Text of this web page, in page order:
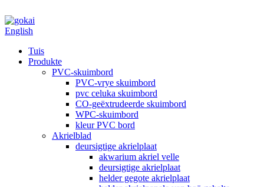
English
Tuis
Produkte
PVC-skuimbord
PVC-vrye skuimbord
pvc celuka skuimbord
CO-geëxtrudeerde skuimbord
WPC-skuimbord
kleur PVC bord
Akrielblad
deursigtige akrielplaat
akwarium akriel velle
deursigtige akrielplaat
helder gegote akrielplaat